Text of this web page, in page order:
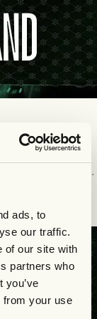
ads, to
our traffic.
of our site with
partners who
you’ve
from your use
FC
19.00! Fredrik
trupp till